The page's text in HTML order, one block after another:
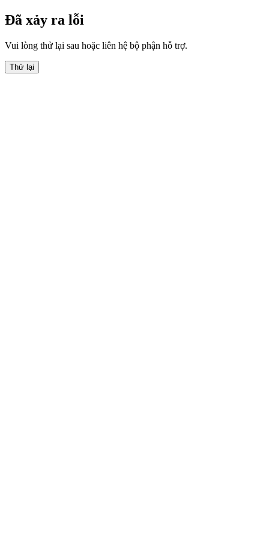
Đã xảy ra lỗi
Vui lòng thử lại sau hoặc liên hệ bộ phận hỗ trợ.
Thử lại